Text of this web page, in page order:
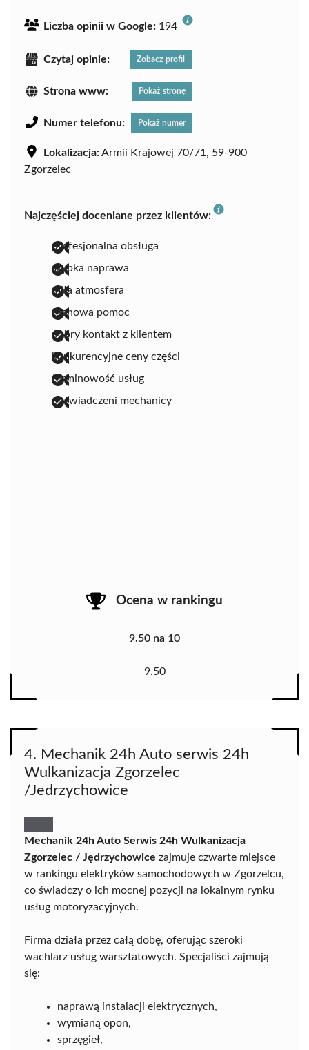
Liczba opinii w Google: 194
Czytaj opinie: Zobacz profil
Strona www: Pokaż stronę
Numer telefonu: Pokaż numer
Lokalizacja:Armii Krajowej 70/71, 59-900
Zgorzelec
Najczęściej doceniane przez klientów:
profesjonalna obsługa
szybka naprawa
miła atmosfera
fachowa pomoc
dobry kontakt z klientem
konkurencyjne ceny części
terminowość usług
doświadczeni mechanicy
Ocena w rankingu
9.50 na 10
9.50
4. Mechanik 24h Auto serwis 24h
Wulkanizacja Zgorzelec
/Jedrzychowice
Mechanik 24h Auto Serwis 24h Wulkanizacja
Zgorzelec / Jędrzychowice zajmuje czwarte miejsce
w rankingu elektryków samochodowych w Zgorzelcu,
co świadczy o ich mocnej pozycji na lokalnym rynku
usług motoryzacyjnych.
Firma działa przez całą dobę, oferując szeroki
wachlarz usług warsztatowych. Specjaliści zajmują
się:
naprawą instalacji elektrycznych,
wymianą opon,
sprzęgieł,